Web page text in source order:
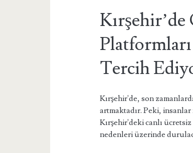
Tercih
Kırşehir'de, son
artmaktadır. Peki,
Kırşehir'deki canlı
nedenleri üzerinde